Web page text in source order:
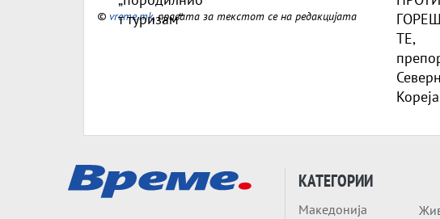
© vreme.mk, правата за текстот се на редакцијата
КАТЕГОРИИ
Македонија